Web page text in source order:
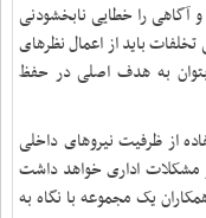
آگاهی را خطایی نابخشودنی
باید از اعمال نظرهای
بتوان به هدف اصلی در حفظ
از ظرفیت نیروهای داخلی
اداری خواهد داشت
یک مجموعه با نگاه به